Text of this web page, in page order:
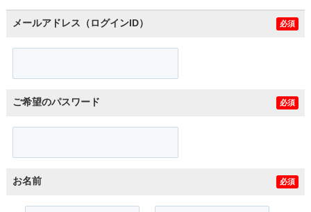
メールアドレス（ログインID） 必須
ご希望のパスワード 必須
お名前 必須